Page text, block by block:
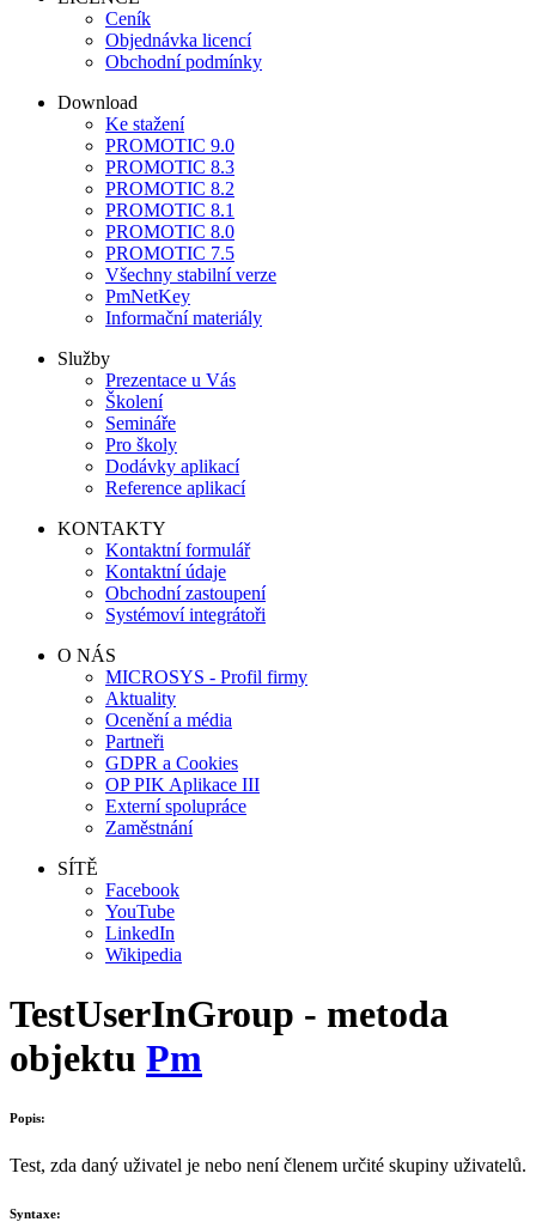
Ceník
Objednávka licencí
Obchodní podmínky
Download
Ke stažení
PROMOTIC 9.0
PROMOTIC 8.3
PROMOTIC 8.2
PROMOTIC 8.1
PROMOTIC 8.0
PROMOTIC 7.5
Všechny stabilní verze
PmNetKey
Informační materiály
Služby
Prezentace u Vás
Školení
Semináře
Pro školy
Dodávky aplikací
Reference aplikací
KONTAKTY
Kontaktní formulář
Kontaktní údaje
Obchodní zastoupení
Systémoví integrátoři
O NÁS
MICROSYS - Profil firmy
Aktuality
Ocenění a média
Partneři
GDPR a Cookies
OP PIK Aplikace III
Externí spolupráce
Zaměstnání
SÍTĚ
Facebook
YouTube
LinkedIn
Wikipedia
TestUserInGroup - metoda
objektu Pm
Popis:
Test, zda daný uživatel je nebo není členem určité skupiny uživatelů.
Syntaxe: